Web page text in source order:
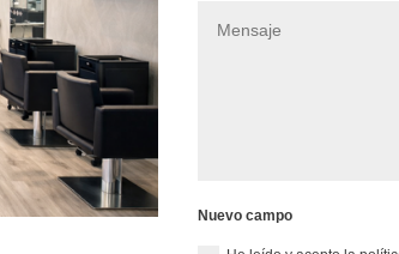
Nuevo campo